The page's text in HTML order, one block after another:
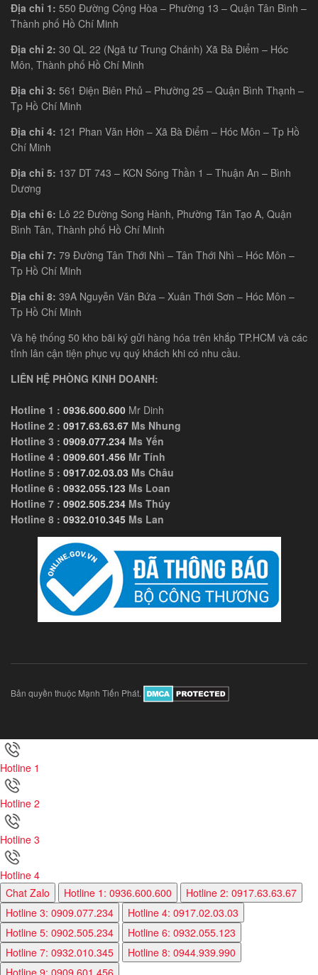
Địa chỉ 1: 550 Đường Cộng Hòa – Phường 13 – Quận Tân Bình –
Thành phố Hồ Chí Minh
Địa chỉ 2: 30 QL 22 (Ngã tư Trung Chánh) Xã Bà Điểm – Hóc
Môn, Thành phố Hồ Chí Minh
Địa chỉ 3: 561 Điện Biên Phủ – Phường 25 – Quận Bình Thạnh –
Tp Hồ Chí Minh
Địa chỉ 4: 121 Phan Văn Hớn – Xã Bà Điểm – Hóc Môn – Tp Hồ
Chí Minh
Địa chỉ 5: 137 DT 743 – KCN Sóng Thần 1 – Thuận An – Bình
Dương
Địa chỉ 6: Lô 22 Đường Song Hành, Phường Tân Tạo A, Quận
Bình Tân, Thành phố Hồ Chí Minh
Địa chỉ 7: 79 Đường Tân Thới Nhì – Tân Thới Nhì – Hóc Môn –
Tp Hồ Chí Minh
Địa chỉ 8: 39A Nguyễn Văn Bứa – Xuân Thới Sơn – Hóc Môn –
Tp Hồ Chí Minh
Và hệ thống 50 kho bãi ký gửi hàng hóa trên khắp TP.HCM và các
tỉnh lân cận tiện phục vụ quý khách khi có nhu cầu.
LIÊN HỆ PHÒNG KINH DOANH:
Hotline 1 : 0936.600.600 Mr Dinh
Hotline 2 : 0917.63.63.67 Ms Nhung
Hotline 3 : 0909.077.234 Ms Yến
Hotline 4 : 0909.601.456 Mr Tính
Hotline 5 : 0917.02.03.03 Ms Châu
Hotline 6 : 0932.055.123 Ms Loan
Hotline 7 : 0902.505.234 Ms Thúy
Hotline 8 : 0932.010.345 Ms Lan
Bản quyền thuộc Mạnh Tiến Phát.
Hotline 1
Hotline 2
Hotline 3
Hotline 4
Chat Zalo
Hotline 1: 0936.600.600
Hotline 2: 0917.63.63.67
Hotline 3: 0909.077.234
Hotline 4: 0917.02.03.03
Hotline 5: 0902.505.234
Hotline 6: 0932.055.123
Hotline 7: 0932.010.345
Hotline 8: 0944.939.990
Hotline 9: 0909.601.456